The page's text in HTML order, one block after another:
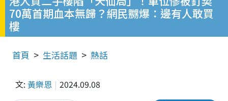
70萬首期血本無歸？網民嬲爆：邊有人敢買
樓
首頁 生活話題 熱話
文: 黃樂恩 2024.09.08